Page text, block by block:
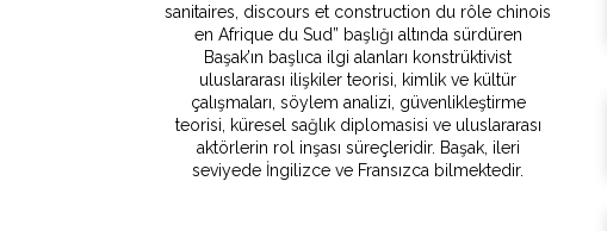
sanitaires, discours et construction du rôle chinois
en Afrique du Sud” başlığı altında sürdüren
Başak’ın başlıca ilgi alanları konstrüktivist
uluslararası ilişkiler teorisi, kimlik ve kültür
çalışmaları, söylem analizi, güvenlikleştirme
teorisi, küresel sağlık diplomasisi ve uluslararası
aktörlerin rol inşası süreçleridir. Başak, ileri
seviyede İngilizce ve Fransızca bilmektedir.